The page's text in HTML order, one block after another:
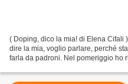
( Doping, dico la mia! di Elena Cifali
dire la mia, voglio parlare, perché
farla da padroni. Nel pomeriggio ho